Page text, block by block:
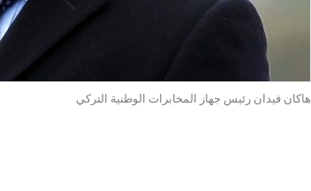
هاكان فيدان رئيس جهاز المخابرات الوطنية التركي